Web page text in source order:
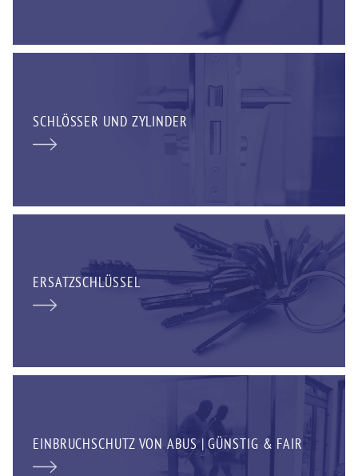
SCHLÖSSER UND ZYLINDER
ERSATZSCHLÜSSEL
EINBRUCHSCHUTZ VON ABUS | GÜNSTIG & FAIR